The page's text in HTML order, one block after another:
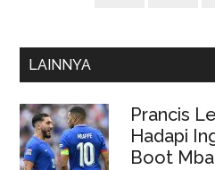
LAINNYA
Prancis
Hadapi
Boot